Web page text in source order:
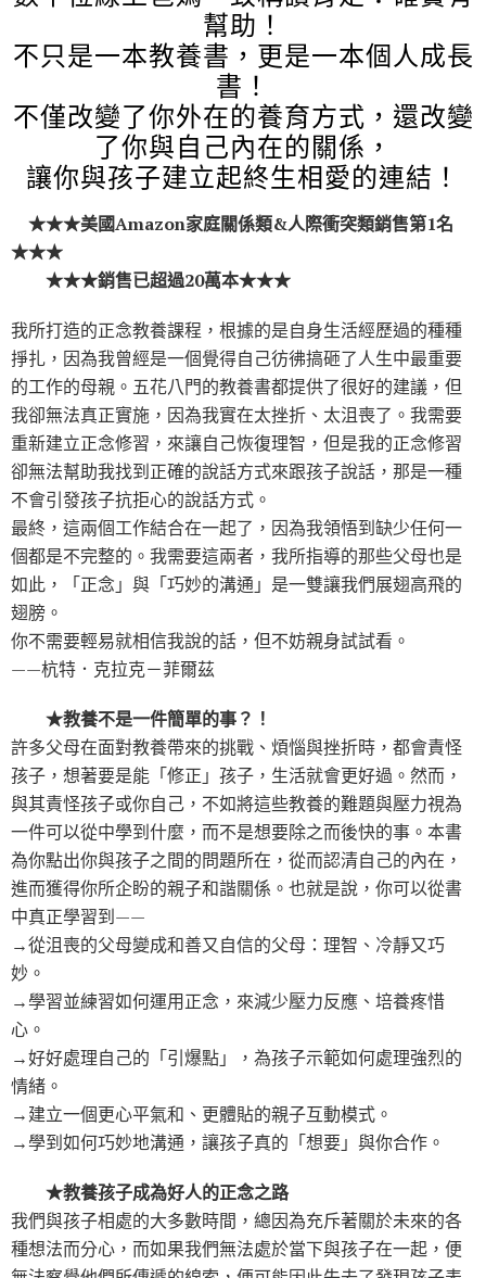
幫助！
不只是一本教養書，更是一本個人成長
書！
不僅改變了你外在的養育方式，還改變
了你與自己內在的關係，
讓你與孩子建立起終生相愛的連結！
★★★美國Amazon家庭關係類&人際衝突類銷售第1名
★★★
★★★銷售已超過20萬本★★★
我所打造的正念教養課程，根據的是自身生活經歷過的種種
掙扎，因為我曾經是一個覺得自己彷彿搞砸了人生中最重要
的工作的母親。五花八門的教養書都提供了很好的建議，但
我卻無法真正實施，因為我實在太挫折、太沮喪了。我需要
重新建立正念修習，來讓自己恢復理智，但是我的正念修習
卻無法幫助我找到正確的說話方式來跟孩子說話，那是一種
不會引發孩子抗拒心的說話方式。
最終，這兩個工作結合在一起了，因為我領悟到缺少任何一
個都是不完整的。我需要這兩者，我所指導的那些父母也是
如此，「正念」與「巧妙的溝通」是一雙讓我們展翅高飛的
翅膀。
你不需要輕易就相信我說的話，但不妨親身試試看。
——杭特．克拉克－菲爾茲
★教養不是一件簡單的事？！
許多父母在面對教養帶來的挑戰、煩惱與挫折時，都會責怪
孩子，想著要是能「修正」孩子，生活就會更好過。然而，
與其責怪孩子或你自己，不如將這些教養的難題與壓力視為
一件可以從中學到什麼，而不是想要除之而後快的事。本書
為你點出你與孩子之間的問題所在，從而認清自己的內在，
進而獲得你所企盼的親子和諧關係。也就是說，你可以從書
中真正學習到——
→從沮喪的父母變成和善又自信的父母：理智、冷靜又巧
妙。
→學習並練習如何運用正念，來減少壓力反應、培養疼惜
心。
→好好處理自己的「引爆點」，為孩子示範如何處理強烈的
情緒。
→建立一個更心平氣和、更體貼的親子互動模式。
→學到如何巧妙地溝通，讓孩子真的「想要」與你合作。
★教養孩子成為好人的正念之路
我們與孩子相處的大多數時間，總因為充斥著關於未來的各
種想法而分心，而如果我們無法處於當下與孩子在一起，便